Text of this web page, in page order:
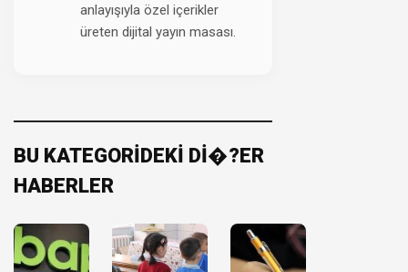
anlayışıyla özel içerikler
üreten dijital yayın masası.
BU KATEGORİDEKİ Dİ�?ER
HABERLER